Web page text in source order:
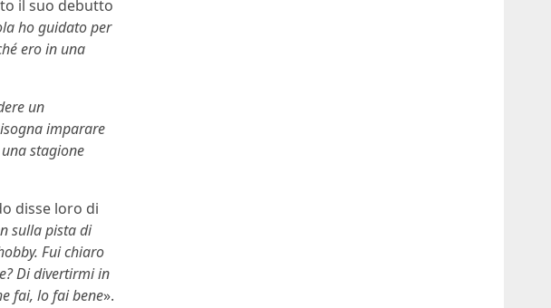
il suo debutto
ho guidato per
ero in una
un
imparare
stagione
disse loro di
sulla pista di
Fui chiaro
Di divertirmi in
fai, lo fai bene».